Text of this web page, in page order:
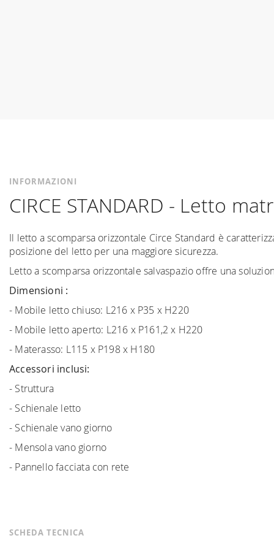
INFORMAZIONI
CIRCE STANDARD - Letto
Il letto a scomparsa orizzontale Circe Standard è
posizione del letto per una maggiore sicurezza.
Letto a scomparsa orizzontale salvaspazio offre una
Dimensioni :
- Mobile letto chiuso: L216 x P35 x H220
- Mobile letto aperto: L216 x P161,2 x H220
- Materasso: L115 x P198 x H180
Accessori inclusi:
- Struttura
- Schienale letto
- Schienale vano giorno
- Mensola vano giorno
- Pannello facciata con rete
SCHEDA TECNICA